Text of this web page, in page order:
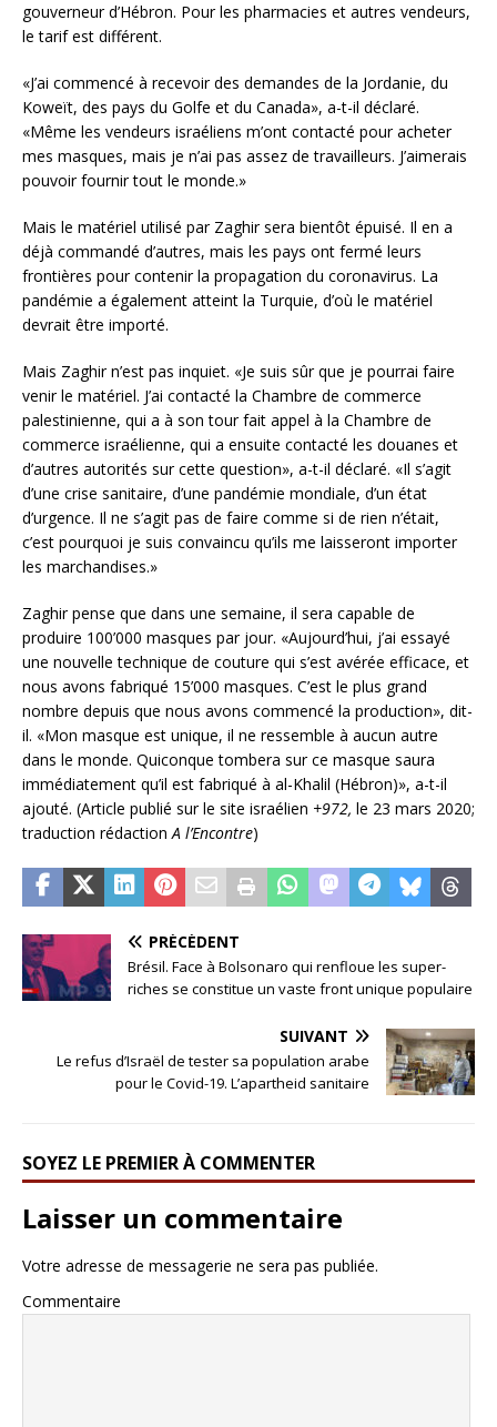
gouverneur d’Hébron. Pour les pharmacies et autres vendeurs,
le tarif est différent.
«J’ai commencé à recevoir des demandes de la Jordanie, du
Koweït, des pays du Golfe et du Canada», a-t-il déclaré.
«Même les vendeurs israéliens m’ont contacté pour acheter
mes masques, mais je n’ai pas assez de travailleurs. J’aimerais
pouvoir fournir tout le monde.»
Mais le matériel utilisé par Zaghir sera bientôt épuisé. Il en a
déjà commandé d’autres, mais les pays ont fermé leurs
frontières pour contenir la propagation du coronavirus. La
pandémie a également atteint la Turquie, d’où le matériel
devrait être importé.
Mais Zaghir n’est pas inquiet. «Je suis sûr que je pourrai faire
venir le matériel. J’ai contacté la Chambre de commerce
palestinienne, qui a à son tour fait appel à la Chambre de
commerce israélienne, qui a ensuite contacté les douanes et
d’autres autorités sur cette question», a-t-il déclaré. «Il s’agit
d’une crise sanitaire, d’une pandémie mondiale, d’un état
d’urgence. Il ne s’agit pas de faire comme si de rien n’était,
c’est pourquoi je suis convaincu qu’ils me laisseront importer
les marchandises.»
Zaghir pense que dans une semaine, il sera capable de
produire 100’000 masques par jour. «Aujourd’hui, j’ai essayé
une nouvelle technique de couture qui s’est avérée efficace, et
nous avons fabriqué 15’000 masques. C’est le plus grand
nombre depuis que nous avons commencé la production», dit-
il. «Mon masque est unique, il ne ressemble à aucun autre
dans le monde. Quiconque tombera sur ce masque saura
immédiatement qu’il est fabriqué à al-Khalil (Hébron)», a-t-il
ajouté. (Article publié sur le site israélien +972, le 23 mars 2020;
traduction rédactionA l’Encontre)
PRÉCÉDENT
Brésil. Face à Bolsonaro qui renfloue les super-
riches se constitue un vaste front unique populaire
SUIVANT
Le refus d’Israël de tester sa population arabe
pour le Covid-19. L’apartheid sanitaire
SOYEZ LE PREMIER À COMMENTER
Laisser un commentaire
Votre adresse de messagerie ne sera pas publiée.
Commentaire